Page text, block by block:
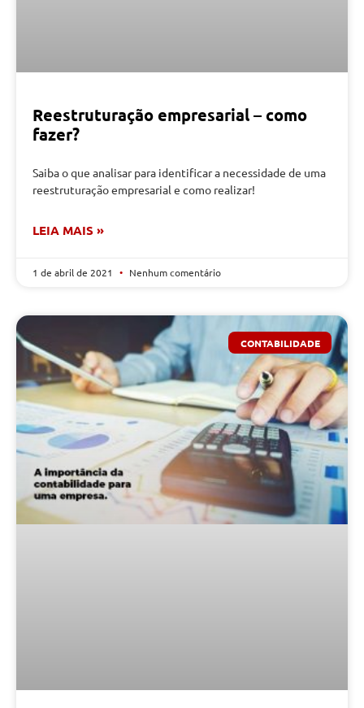
Reestruturação empresarial – como
fazer?
Saiba o que analisar para identificar a necessidade de uma
reestruturação empresarial e como realizar!
LEIA MAIS »
1 de abril de 2021 Nenhum comentário
CONTABILIDADE